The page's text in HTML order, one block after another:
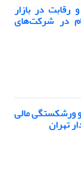
رقابت در بازار
در شرکت‌های
و ورشکستگی مالی
تهران